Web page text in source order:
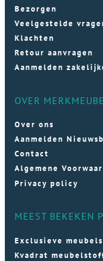
Bezorgen
Veelgestelde
Klachten
Retour aanvragen
Aanmelden
OVER
Over ons
Aanmelden
Contact
Algemene
Privacy policy
MEEST BEKEKEN
Exclusieve
Kvadrat